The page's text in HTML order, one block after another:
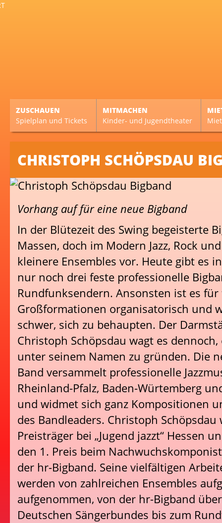
ZUSCHAUEN
Spielplan und Tickets
MITMACHEN
Kinder- und Jugendtheater
CHRISTOPH SCHÖPSDAU
Vorhang auf für eine neue Bigband
In der Blütezeit des Swing begeisterte
Massen, doch im Modern Jazz, Rock
kleinere Ensembles vor. Heute gibt es
nur noch drei feste professionelle
Rundfunksendern. Ansonsten ist es für
Großformationen organisatorisch und
schwer, sich zu behaupten. Der
Christoph Schöpsdau wagt es dennoch,
unter seinem Namen zu gründen. Die
Band versammelt professionelle
Rheinland-Pfalz, Baden-Würtemberg
und widmet sich ganz Kompositionen
des Bandleaders. Christoph
Preisträger bei „Jugend jazzt“ Hessen
den 1. Preis beim
der hr-Bigband. Seine vielfältigen
werden von zahlreichen Ensembles
aufgenommen, von der hr-Bigband
Deutschen Sängerbundes bis zum